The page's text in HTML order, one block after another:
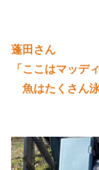
蓬田さん
「ここはマッデ
魚はたくさん